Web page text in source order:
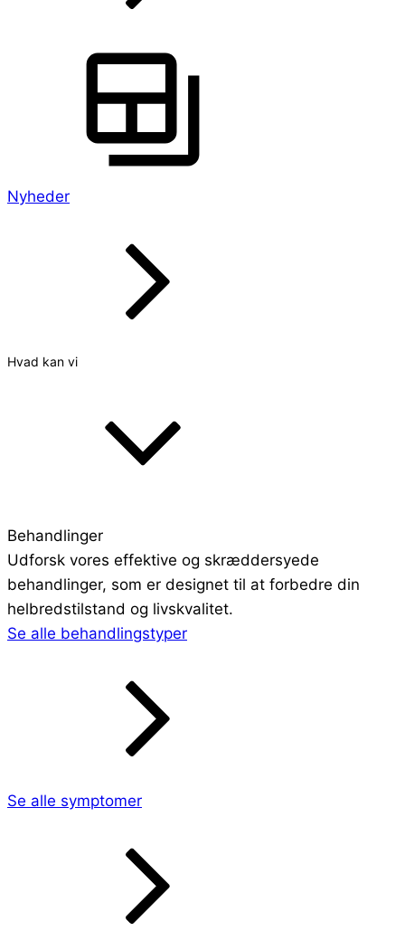
Nyheder
Hvad kan vi
Behandlinger
Udforsk vores effektive og skræddersyede
behandlinger, som er designet til at forbedre din
helbredstilstand og livskvalitet.
Se alle behandlingstyper
Se alle symptomer